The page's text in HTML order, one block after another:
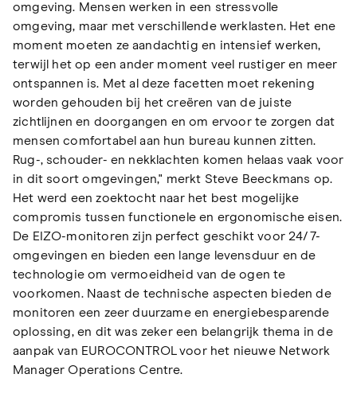
omgeving. Mensen werken in een stressvolle
omgeving, maar met verschillende werklasten. Het ene
moment moeten ze aandachtig en intensief werken,
terwijl het op een ander moment veel rustiger en meer
ontspannen is. Met al deze facetten moet rekening
worden gehouden bij het creëren van de juiste
zichtlijnen en doorgangen en om ervoor te zorgen dat
mensen comfortabel aan hun bureau kunnen zitten.
Rug-, schouder- en nekklachten komen helaas vaak voor
in dit soort omgevingen," merkt Steve Beeckmans op.
Het werd een zoektocht naar het best mogelijke
compromis tussen functionele en ergonomische eisen.
De EIZO-monitoren zijn perfect geschikt voor 24/7-
omgevingen en bieden een lange levensduur en de
technologie om vermoeidheid van de ogen te
voorkomen. Naast de technische aspecten bieden de
monitoren een zeer duurzame en energiebesparende
oplossing, en dit was zeker een belangrijk thema in de
aanpak van EUROCONTROL voor het nieuwe Network
Manager Operations Centre.